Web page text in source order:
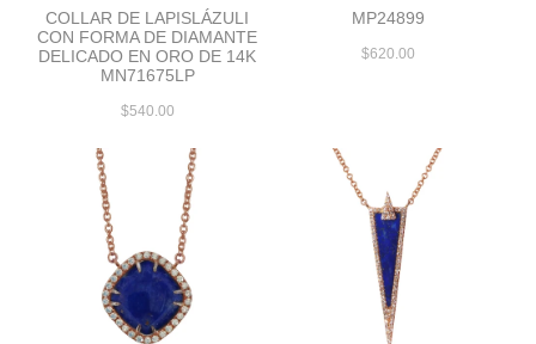
COLLAR DE LAPISLÁZULI
CON FORMA DE DIAMANTE
DELICADO EN ORO DE 14K
MN71675LP
$540.00
MP24899
$620.00